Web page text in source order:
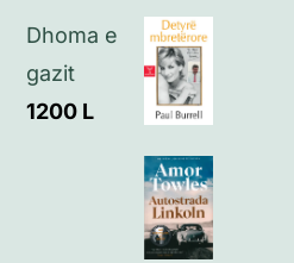
Dhoma e
gazit
1200 L